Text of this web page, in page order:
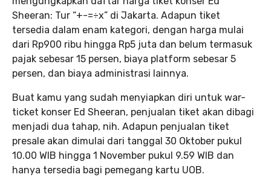
Sheeran: Tur “+-=÷x” di Jakarta. Adapun tiket
tersedia dalam enam kategori, dengan harga mulai
dari Rp900 ribu hingga Rp5 juta dan belum termasuk
pajak sebesar 15 persen, biaya platform sebesar 5
persen, dan biaya administrasi lainnya.
Buat kamu yang sudah menyiapkan diri untuk war-
ticket konser Ed Sheeran, penjualan tiket akan dibagi
menjadi dua tahap, nih. Adapun penjualan tiket
presale akan dimulai dari tanggal 30 Oktober pukul
10.00 WIB hingga 1 November pukul 9.59 WIB dan
hanya tersedia bagi pemegang kartu UOB.